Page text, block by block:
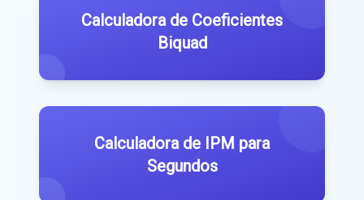
Calculadora de Coeficientes
Biquad
Calculadora de IPM para
Segundos